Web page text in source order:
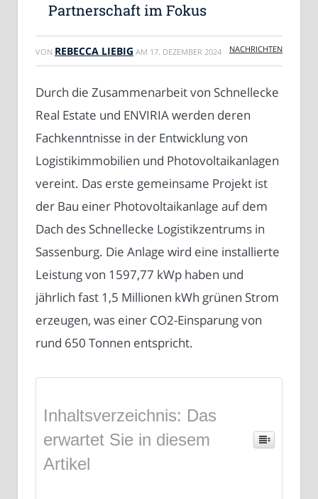
Partnerschaft im Fokus
VON REBECCA LIEBIG AM 17. DEZEMBER 2024 NACHRICHTEN
Durch die Zusammenarbeit von Schnellecke
Real Estate und ENVIRIA werden deren
Fachkenntnisse in der Entwicklung von
Logistikimmobilien und Photovoltaikanlagen
vereint. Das erste gemeinsame Projekt ist
der Bau einer Photovoltaikanlage auf dem
Dach des Schnellecke Logistikzentrums in
Sassenburg. Die Anlage wird eine installierte
Leistung von 1597,77 kWp haben und
jährlich fast 1,5 Millionen kWh grünen Strom
erzeugen, was einer CO2-Einsparung von
rund 650 Tonnen entspricht.
Inhaltsverzeichnis: Das
erwartet Sie in diesem
Artikel